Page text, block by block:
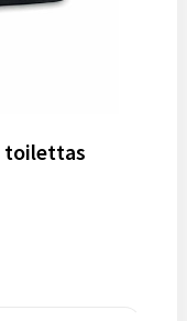
toilettas